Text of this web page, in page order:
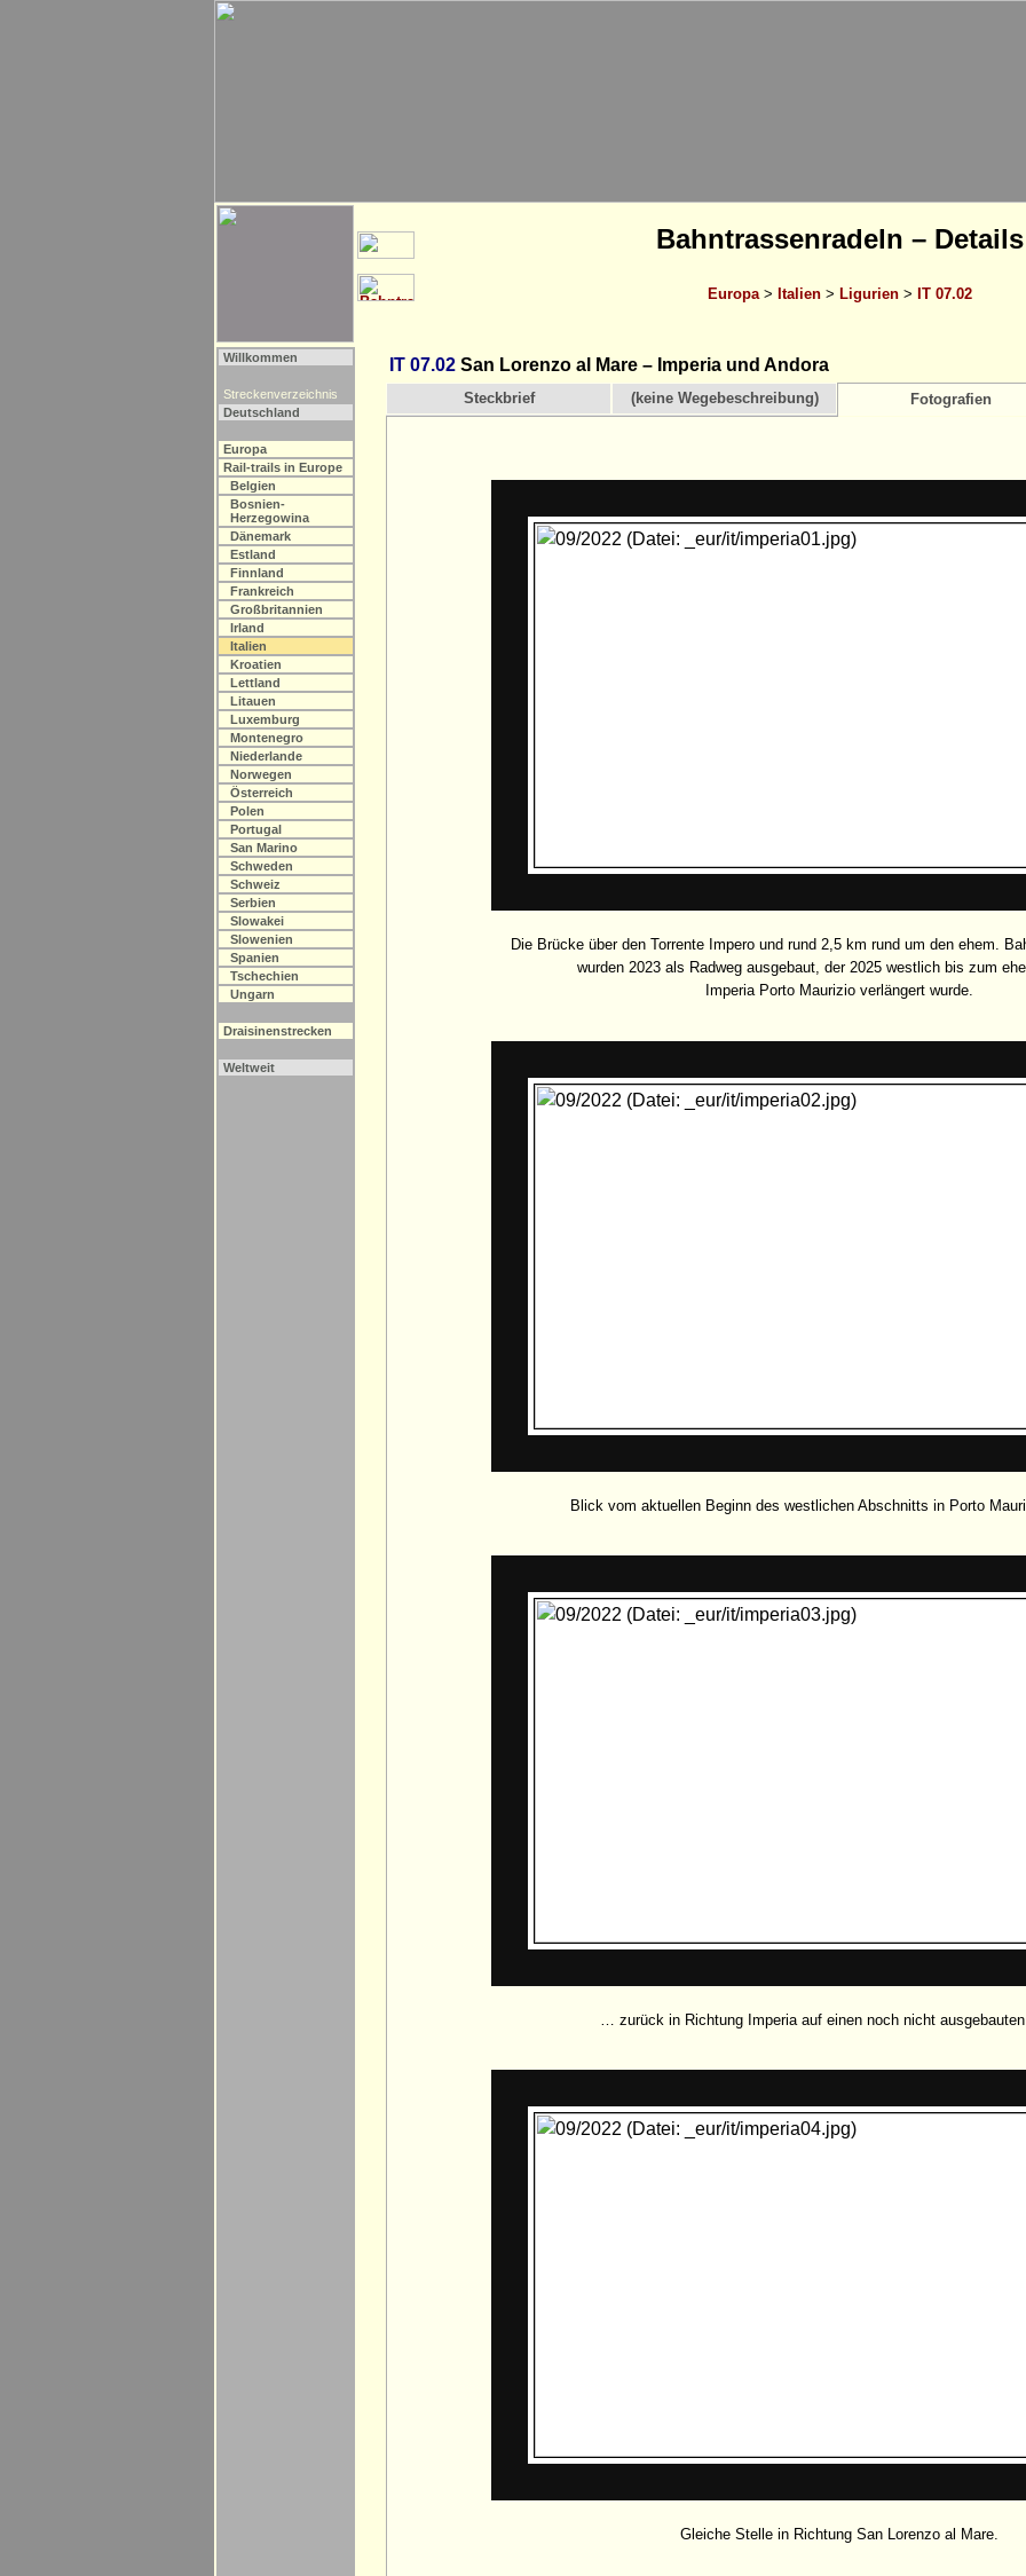
Bahntrassenradeln – Details
Europa> Italien> Ligurien> IT 07.02
Willkommen
Streckenverzeichnis
Deutschland
Europa
Rail-trails in Europe
Belgien
Bosnien-
Herzegowina
Dänemark
Estland
Finnland
Frankreich
Großbritannien
Irland
Italien
Kroatien
Lettland
Litauen
Luxemburg
Montenegro
Niederlande
Norwegen
Österreich
Polen
Portugal
San Marino
Schweden
Schweiz
Serbien
Slowakei
Slowenien
Spanien
Tschechien
Ungarn
Draisinenstrecken
Weltweit
IT 07.02 San Lorenzo al Mare – Imperia und Andora
Steckbrief (keine Wegebeschreibung) Fotografien
Die Brücke über den Torrente Impero und rund 2,5 km rund um den ehem.
wurden 2023 als Radweg ausgebaut, der 2025 westlich bis zum
Imperia Porto Maurizio verlängert wurde.
Blick vom aktuellen Beginn des westlichen Abschnitts in Porto
… zurück in Richtung Imperia auf einen noch nicht ausgebauten
Gleiche Stelle in Richtung San Lorenzo al Mare.